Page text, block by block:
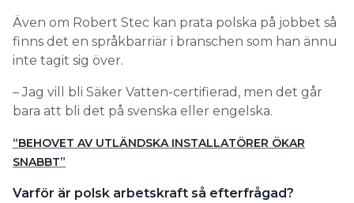
Även om Robert Stec kan prata polska på jobbet så
finns det en språkbarriär i branschen som han ännu
inte tagit sig över.
– Jag vill bli Säker Vatten-certifierad, men det går
bara att bli det på svenska eller engelska.
“BEHOVET AV UTLÄNDSKA INSTALLATÖRER ÖKAR
SNABBT”
Varför är polsk arbetskraft så efterfrågad?